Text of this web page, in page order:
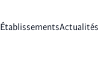
ÉtablissementsActualités